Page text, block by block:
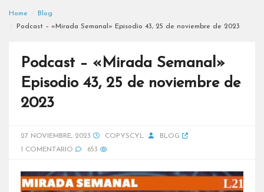
Home
Blog
Podcast – «Mirada Semanal» Episodio 43, 25 de noviembre de 2023
Podcast – «Mirada Semanal»
Episodio 43, 25 de noviembre de
2023
27 NOVIEMBRE, 2023 COPYSCYL
BLOG
1 COMENTARIO
653